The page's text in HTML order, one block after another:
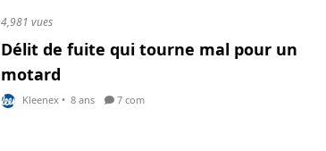
4,981 vues
Délit de fuite qui tourne mal pour un
motard
Kleenex • 8 ans 7 com